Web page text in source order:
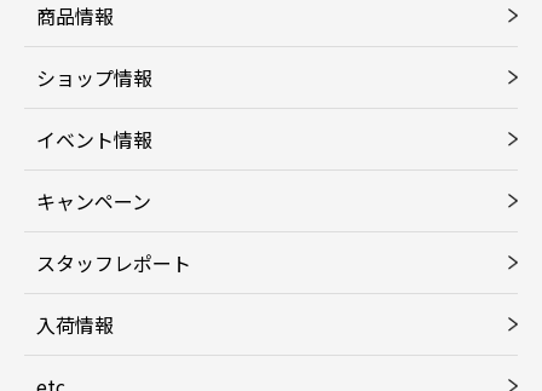
商品情報
ショップ情報
イベント情報
キャンペーン
スタッフレポート
入荷情報